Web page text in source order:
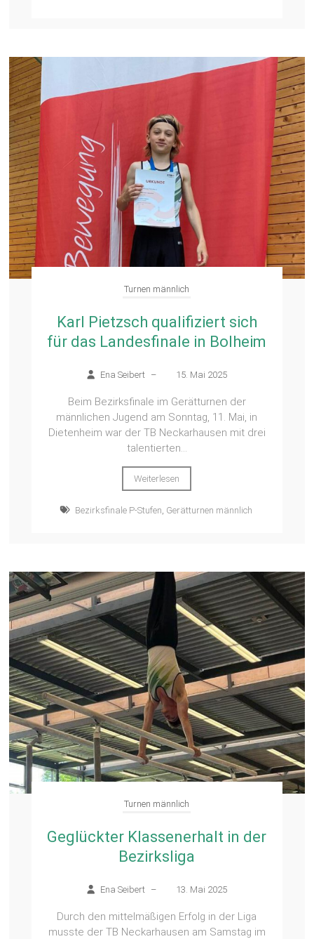
Turnen männlich
Karl Pietzsch qualifiziert sich
für das Landesfinale in Bolheim
Ena Seibert – 15. Mai 2025
Beim Bezirksfinale im Gerätturnen der
männlichen Jugend am Sonntag, 11. Mai, in
Dietenheim war der TB Neckarhausen mit drei
talentierten...
Weiterlesen
Bezirksfinale P-Stufen Gerätturnen männlich
Turnen männlich
Geglückter Klassenerhalt in der
Bezirksliga
Ena Seibert – 13. Mai 2025
Durch den mittelmäßigen Erfolg in der Liga
musste der TB Neckarhausen am Samstag im